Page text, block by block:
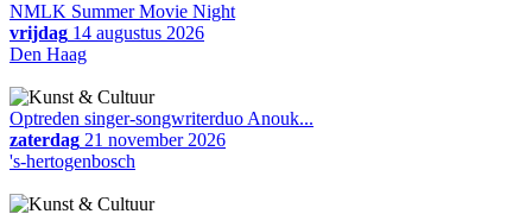
NMLK Summer Movie Night
vrijdag 14 augustus 2026
Den Haag
Optreden singer-songwriterduo Anouk...
zaterdag 21 november 2026
's-hertogenbosch